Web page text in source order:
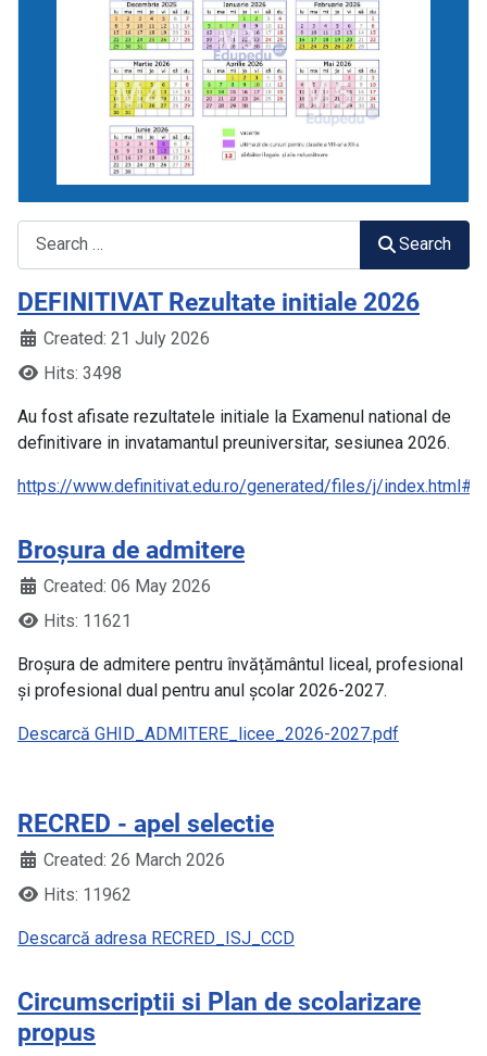
Search
DEFINITIVAT Rezultate initiale 2026
Created: 21 July 2026
Hits: 3498
Au fost afisate rezultatele initiale la Examenul national de
definitivare in invatamantul preuniversitar, sesiunea 2026.
https://www.definitivat.edu.ro/generated/files/j/
Broșura de admitere
Created: 06 May 2026
Hits: 11621
Broșura de admitere pentru învățământul liceal, profesional
și profesional dual pentru anul școlar 2026-2027.
Descarcă GHID_ADMITERE_licee_2026-2027.pdf
RECRED - apel selectie
Created: 26 March 2026
Hits: 11962
Descarcă adresa RECRED_ISJ_CCD
Circumscriptii si Plan de scolarizare
propus